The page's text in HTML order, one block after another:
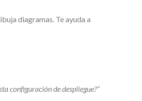
diagramas. Te ayuda a
configuración de despliegue?”